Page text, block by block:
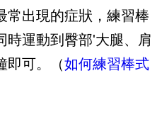
常出現的症狀，練習棒
時運動到臀部'大腿、肩
即可。（如何練習棒式